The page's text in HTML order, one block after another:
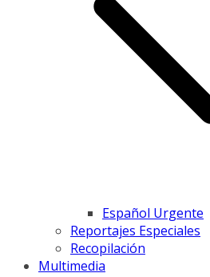
Español Urgente
Reportajes Especiales
Recopilación
Multimedia